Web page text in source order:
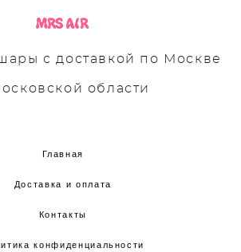
с доставкой по Москве
области
Главная
Доставка и оплата
Контакты
конфиденциальности